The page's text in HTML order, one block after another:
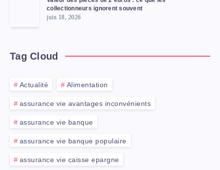
collectionneurs ignorent souvent
juin 18, 2026
Tag Cloud
Actualité Alimentation
assurance vie avantages inconvénients
assurance vie banque
assurance vie banque populaire
assurance vie caisse epargne